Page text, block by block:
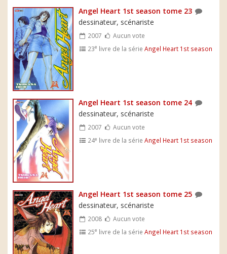
Angel Heart 1st season tome 23
dessinateur, scénariste
2007
Aucun vote
23e livre de la sérieAngel Heart 1st season
Angel Heart 1st season tome 24
dessinateur, scénariste
2007
Aucun vote
24e livre de la sérieAngel Heart 1st season
Angel Heart 1st season tome 25
dessinateur, scénariste
2008
Aucun vote
25e livre de la sérieAngel Heart 1st season